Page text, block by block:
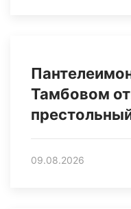
Тамбовом
09.08.2026